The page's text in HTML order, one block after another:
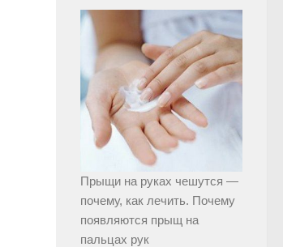
Прыщи на руках чешутся —
почему, как лечить. Почему
появляются прыщ на
пальцах рук